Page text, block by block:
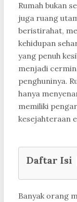
Rumah bukan
juga ruang
beristirahat,
kehidupan
yang penuh
menjadi
penghuninya.
hanya
memiliki
kesejahteraan
Daftar Isi
Banyak orang